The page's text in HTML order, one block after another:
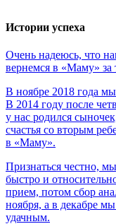
Истории успеха
Очень надеюсь, что
вернемся в «Маму» за
В ноябре 2018 года
В 2014 году после
у нас родился
счастья со вторым
в «Маму».
Признаться честно,
быстро и
прием, потом сбор
ноября, а в декабре
удачным.